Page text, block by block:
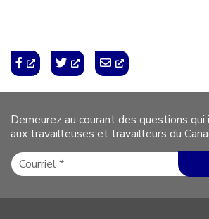
Demeurez au courant des questions
aux travailleuses et travailleurs du